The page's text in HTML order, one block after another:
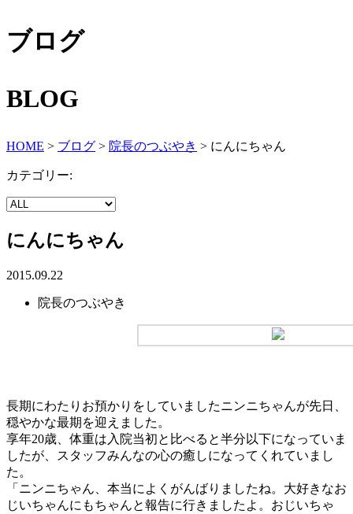
ブログ
BLOG
HOME > ブログ > 院長のつぶやき > にんにちゃん
カテゴリー:
にんにちゃん
2015.09.22
院長のつぶやき
長期にわたりお預かりをしていましたニンニちゃんが先日、
穏やかな最期を迎えました。
享年20歳、体重は入院当初と比べると半分以下になっていま
したが、スタッフみんなの心の癒しになってくれていまし
た。
「ニンニちゃん、本当によくがんばりましたね。大好きなお
じいちゃんにもちゃんと報告に行きましたよ。おじいちゃ